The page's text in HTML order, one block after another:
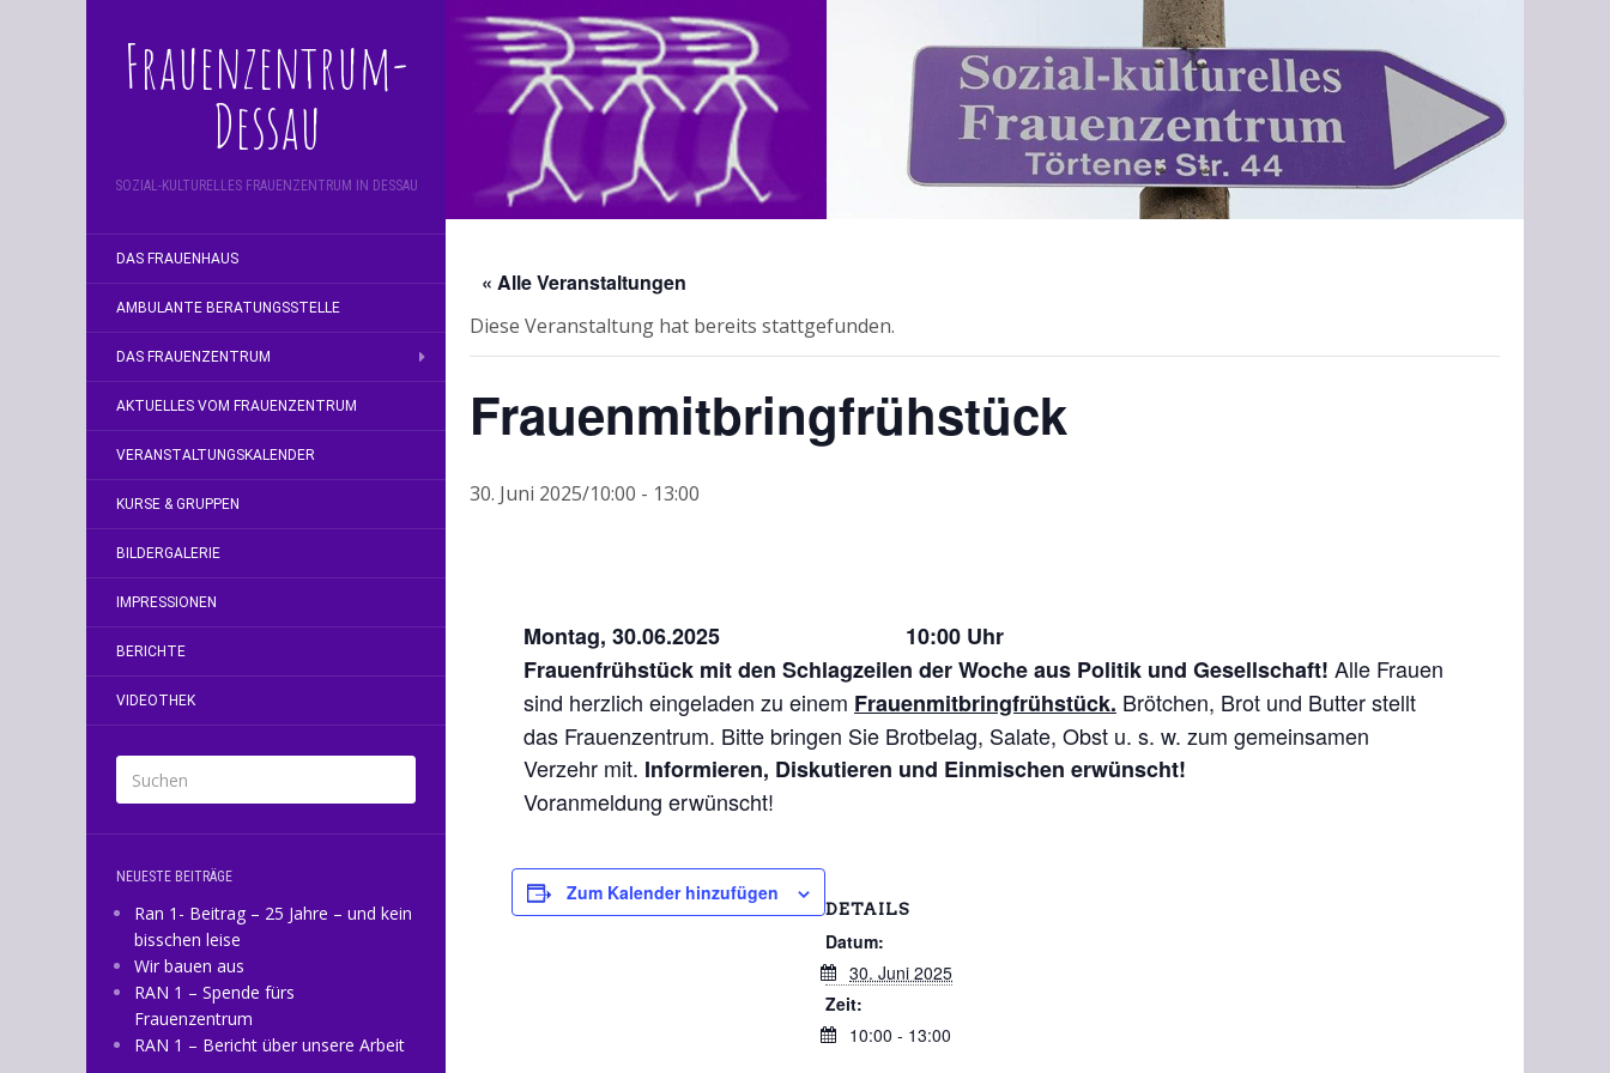
Frauenzentrum-
Dessau
SOZIAL-KULTURELLES FRAUENZENTRUM IN DESSAU
DAS FRAUENHAUS
AMBULANTE BERATUNGSSTELLE
DAS FRAUENZENTRUM
AKTUELLES VOM FRAUENZENTRUM
VERANSTALTUNGSKALENDER
KURSE & GRUPPEN
BILDERGALERIE
IMPRESSIONEN
BERICHTE
VIDEOTHEK
NEUESTE BEITRÄGE
Ran 1- Beitrag – 25 Jahre – und kein
bisschen leise
Wir bauen aus
RAN 1 – Spende fürs
Frauenzentrum
RAN 1 – Bericht über unsere Arbeit
« Alle Veranstaltungen
Diese Veranstaltung hat bereits stattgefunden.
Frauenmitbringfrühstück
30. Juni 2025/10:00 - 13:00
Montag, 30.06.2025 10:00 Uhr
Frauenfrühstück mit den Schlagzeilen der Woche aus Politik und Gesellschaft! Alle Frauen
sind herzlich eingeladen zu einem Frauenmitbringfrühstück. Brötchen, Brot und Butter stellt
das Frauenzentrum. Bitte bringen Sie Brotbelag, Salate, Obst u. s. w. zum gemeinsamen
Verzehr mit. Informieren, Diskutieren und Einmischen erwünscht!
Voranmeldung erwünscht!
Zum Kalender hinzufügen
DETAILS
Datum:
30. Juni 2025
Zeit:
10:00 - 13:00